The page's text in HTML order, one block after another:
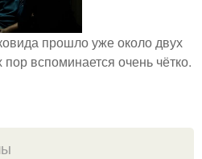
прошло уже около двух
вспоминается очень чётко.